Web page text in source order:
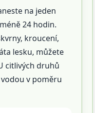
na jeden
24 hodin.
kroucení,
lesku, můžete
citlivých druhů
v poměru